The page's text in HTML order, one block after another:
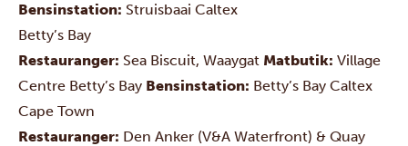
Bensinstation: Struisbaai Caltex
Betty’s Bay
Restauranger: Sea Biscuit, Waaygat Matbutik: Village
Centre Betty’s Bay Bensinstation: Betty’s Bay Caltex
Cape Town
Restauranger: Den Anker (V&A Waterfront) & Quay